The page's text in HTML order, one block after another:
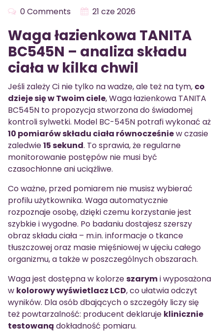
0 Comments 21 cze 2026
Waga łazienkowa TANITA
BC545N – analiza składu
ciała w kilka chwil
Jeśli zależy Ci nie tylko na wadze, ale też na tym, co
dzieje się w Twoim ciele, Waga łazienkowa TANITA
BC545N to propozycja stworzona do świadomej
kontroli sylwetki. Model BC-545N potrafi wykonać aż
10 pomiarów składu ciała równocześniew czasie
zaledwie15 sekund. To sprawia, że regularne
monitorowanie postępów nie musi być
czasochłonne ani uciążliwe.
Co ważne, przed pomiarem nie musisz wybierać
profilu użytkownika. Waga automatycznie
rozpoznaje osobę, dzięki czemu korzystanie jest
szybkie i wygodne. Po badaniu dostajesz szerszy
obraz składu ciała – m.in. informacje o tkance
tłuszczowej oraz masie mięśniowej w ujęciu całego
organizmu, a także w poszczególnych obszarach.
Waga jest dostępna w kolorzeszarymi wyposażona
w kolorowy wyświetlacz LCD, co ułatwia odczyt
wyników. Dla osób dbających o szczegóły liczy się
też powtarzalność: producent deklaruje klinicznie
testowaną dokładność pomiaru.